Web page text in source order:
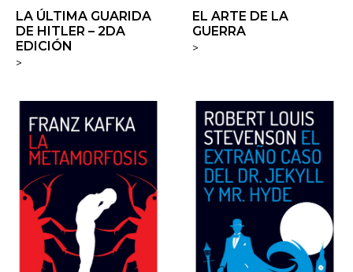
LA ÚLTIMA GUARIDA
DE HITLER – 2DA
EDICIÓN
>
EL ARTE DE LA
GUERRA
>